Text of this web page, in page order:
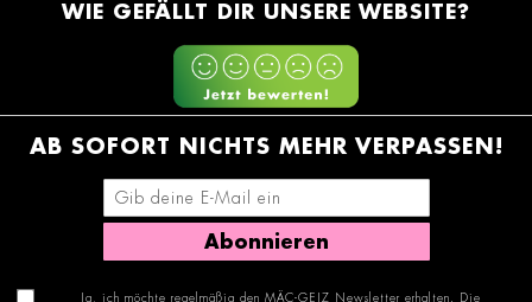
WIE GEFÄLLT DIR UNSERE WEBSITE?
AB SOFORT NICHTS MEHR VERPASSEN!
E-Mail-Adresse eingeben
Abonnieren
Ja, ich möchte regelmäßig den MÄC-GEIZ Newsletter erhalten. Die